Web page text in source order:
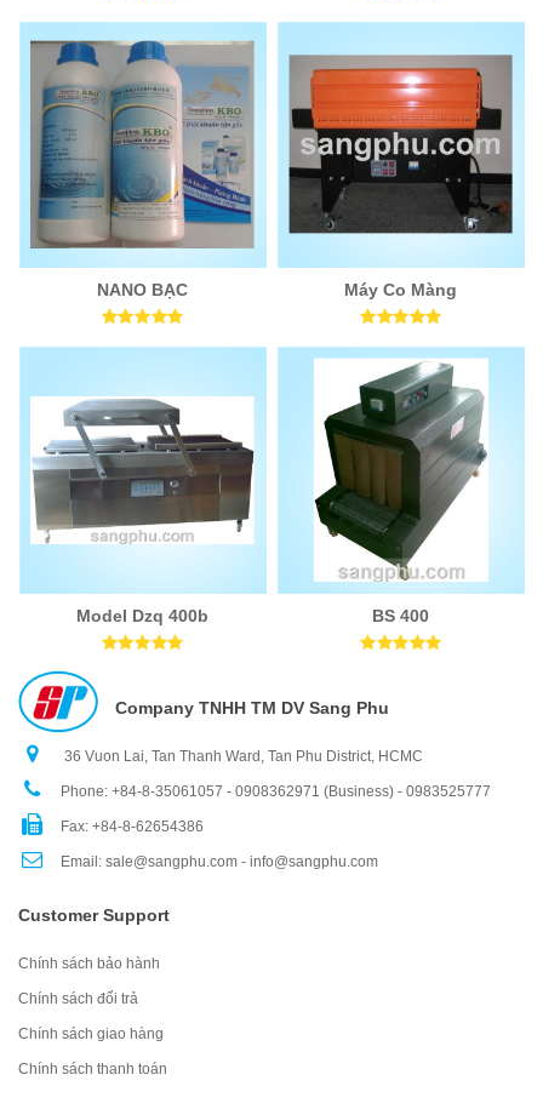
NANO BẠC Máy Co Màng
Model Dzq 400b BS 400
Company TNHH TM DV Sang Phu
36 Vuon Lai, Tan Thanh Ward, Tan Phu District, HCMC
Phone: +84-8-35061057 - 0908362971 (Business) - 0983525777
Fax: +84-8-62654386
Email: sale@sangphu.com - info@sangphu.com
Customer Support
Chính sách bảo hành
Chính sách đổi trả
Chính sách giao hàng
Chính sách thanh toán